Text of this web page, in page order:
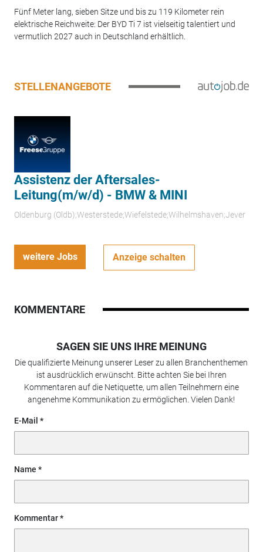
Fünf Meter lang, sieben Sitze und bis zu 119 Kilometer rein
elektrische Reichweite: Der BYD Ti 7 ist vielseitig talentiert und
vermutlich 2027 auch in Deutschland erhältlich.
STELLENANGEBOTE
Assistenz der Aftersales-
Leitung(m/w/d) - BMW & MINI
Oldenburg (Oldb);Westerstede;Wiefelstede;Wilhelmshaven;Jever
weitere Jobs Anzeige schalten
KOMMENTARE
SAGEN SIE UNS IHRE MEINUNG
Die qualifizierte Meinung unserer Leser zu allen Branchenthemen
ist ausdrücklich erwünscht. Bitte achten Sie bei Ihren
Kommentaren auf die Netiquette, um allen Teilnehmern eine
angenehme Kommunikation zu ermöglichen. Vielen Dank!
E-Mail
Name
Kommentar